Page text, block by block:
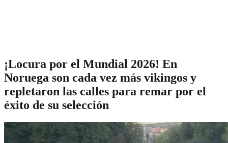
¡Locura por el Mundial 2026! En
Noruega son cada vez más vikingos y
repletaron las calles para remar por el
éxito de su selección